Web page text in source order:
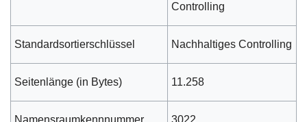
Controlling
Standardsortierschlüssel Nachhaltiges Controlling
Seitenlänge (in Bytes) 11.258